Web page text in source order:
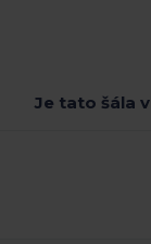
Je tato šála